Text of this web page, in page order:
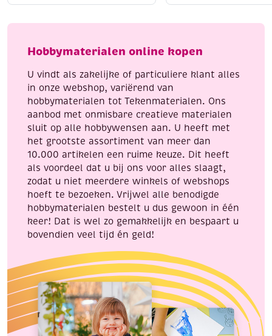
diktes
24
aantal
Hobbymaterialen online kopen
U vindt als zakelijke of particuliere klant alles
in onze webshop, variërend van
hobbymaterialen tot Tekenmaterialen. Ons
aanbod met onmisbare creatieve materialen
sluit op alle hobbywensen aan. U heeft met
het grootste assortiment van meer dan
10.000 artikelen een ruime keuze. Dit heeft
als voordeel dat u bij ons voor alles slaagt,
zodat u niet meerdere winkels of webshops
hoeft te bezoeken. Vrijwel alle benodigde
hobbymaterialen bestelt u dus gewoon in één
keer! Dat is wel zo gemakkelijk en bespaart u
bovendien veel tijd én geld!